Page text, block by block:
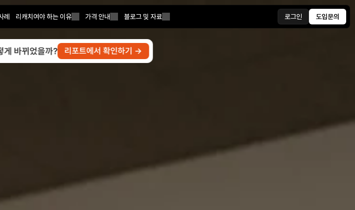
로그인 도입문의
례 리캐치여야 하는 이유 가격 안내 블로그 및 자료
게 바뀌었을까? 리포트에서 확인하기 →